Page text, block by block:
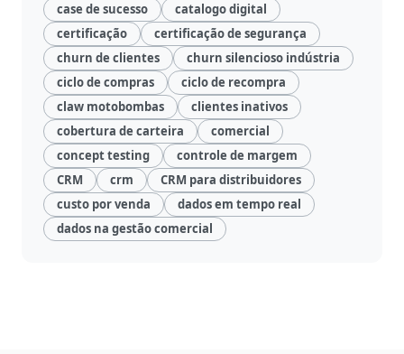
Geointeligência
Comportamento
de
Compra
Destaques
e
Lançamentos
Inteligência
case de sucesso
catalogo digital
certificação
certificação de segurança
churn de clientes
churn silencioso indústria
ciclo de compras
ciclo de recompra
claw motobombas
clientes inativos
cobertura de carteira
comercial
concept testing
controle de margem
CRM
crm
CRM para distribuidores
custo por venda
dados em tempo real
dados na gestão comercial